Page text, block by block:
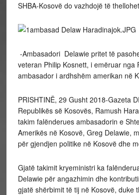
SHBA-Kosovë do vazhdojë të
-Ambasadori Delawie pritet të
veteran Philip Kosnett, i emëruar nga
ambasador i ardhshëm amerikan në
PRISHTINË, 29 Gusht 2018-Gazeta
Republikës së Kosovës, Ramush
takim falënderues ambasadorin e
Amerikës në Kosovë, Greg Delawie,
për gjendjen politike në Kosovë dhe
Gjatë takimit kryeministri ka
Delawie për angazhimin dhe
gjatë shërbimit të tij në Kosovë, duke